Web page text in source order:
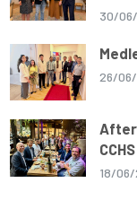
30/
26/
18/